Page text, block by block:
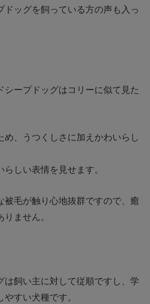
ッグを飼っている方の声も入っ
ープドッグはコリーに似て見た
め、うつくしさに加えかわいらし
しい表情を見せます。
被毛が触り心地抜群ですので、癒
ません。
は飼い主に対して従順ですし、学
すい犬種です。